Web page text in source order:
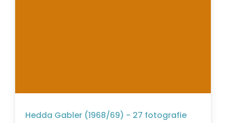
Hedda Gabler (1968/69) - 27 fotografie